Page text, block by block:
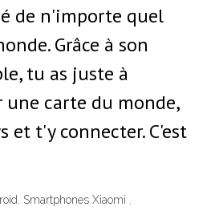
de n'importe quel
Grâce à son
tu as juste à
une carte du monde,
et t'y connecter. C'est
Smartphones Xiaomi .